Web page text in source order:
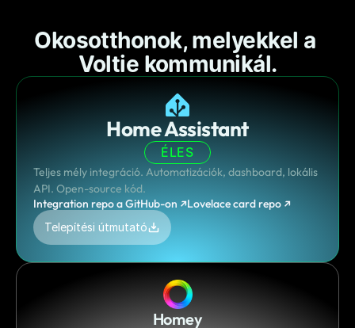
Okosotthonok, melyekkel a
Voltie kommunikál.
Home Assistant
ÉLES
Teljes mély integráció. Automatizációk, dashboard, lokális
API. Open-source kód.
Integration repo a GitHub-on ↗Lovelace card repo ↗
Telepítési útmutató
Homey